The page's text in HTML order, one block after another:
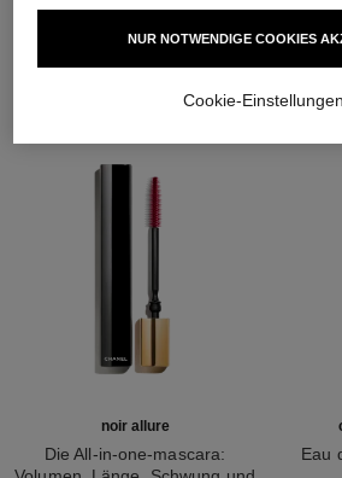
noir allure
Die All-in-one-mascara:
Eau
NUR NOTWENDIGE COOKIES
Cookie-Einstellungen